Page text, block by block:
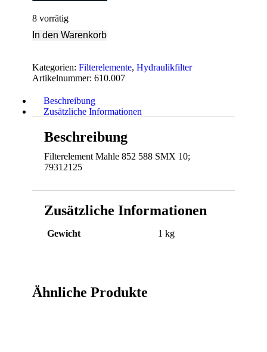
8 vorrätig
In den Warenkorb
Kategorien: Filterelemente, Hydraulikfilter
Artikelnummer: 610.007
Beschreibung
Zusätzliche Informationen
Beschreibung
Filterelement Mahle 852 588 SMX 10;
79312125
Zusätzliche Informationen
Gewicht 1 kg
Ähnliche Produkte